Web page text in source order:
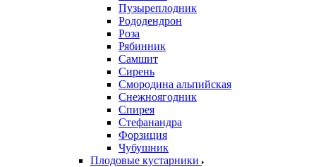
Пузыреплодник
Рододендрон
Роза
Рябинник
Самшит
Сирень
Смородина альпийская
Снежноягодник
Спирея
Стефанандра
Форзиция
Чубушник
Плодовые кустарники